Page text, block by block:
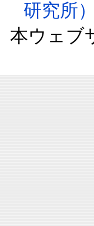
研究所）
本ウェブ